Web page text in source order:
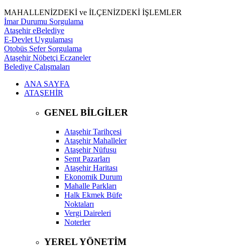
MAHALLENİZDEKİ ve İLÇENİZDEKİ İŞLEMLER
İmar Durumu Sorgulama
Ataşehir eBelediye
E-Devlet Uygulaması
Otobüs Sefer Sorgulama
Ataşehir Nöbetçi Eczaneler
Belediye Çalışmaları
ANA SAYFA
ATAŞEHİR
GENEL BİLGİLER
Ataşehir Tarihçesi
Ataşehir Mahalleler
Ataşehir Nüfusu
Semt Pazarları
Ataşehir Haritası
Ekonomik Durum
Mahalle Parkları
Halk Ekmek Büfe
Noktaları
Vergi Daireleri
Noterler
YEREL YÖNETİM